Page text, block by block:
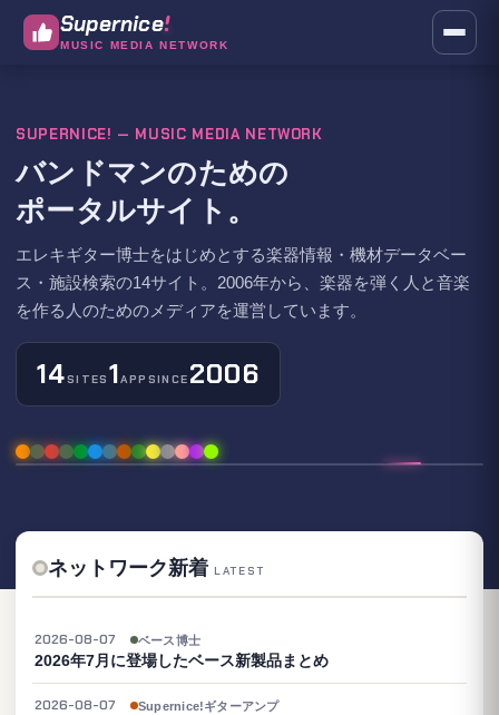
Supernice
MUSIC MEDIA NETWORK
SUPERNICE! — MUSIC MEDIA NETWORK
バンドマンのための
ポータルサイト。
エレキギター博士をはじめとする楽器情報・機材データベー
ス・施設検索の14サイト。2006年から、楽器を弾く人と音楽
を作る人のためのメディアを運営しています。
14SITES 1APP SINCE 2006
ネットワーク新着 LATEST
2026-08-07 ベース博士
2026年7月に登場したベース新製品まとめ
2026-08-07 Supernice!ギターアンプ